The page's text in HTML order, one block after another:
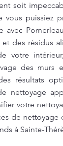
soit
puissiez
avec
des résidus
votre
des murs
résultats
nettoyage
votre
de
à Sainte-